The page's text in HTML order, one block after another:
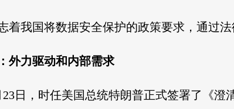
着我国将数据安全保护的政策要求，通过
外力驱动和内部需求
日，时任美国总统特朗普正式签署了《